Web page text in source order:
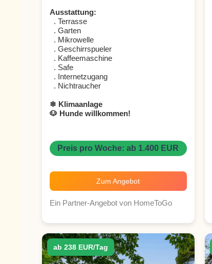
Ausstattung:
. Terrasse
. Garten
. Mikrowelle
. Geschirrspueler
. Kaffeemaschine
. Safe
. Internetzugang
. Nichtraucher
❄ Klimaanlage
🐶 Hunde willkommen!
Preis pro Woche: ab 1.400 EUR
Zum Angebot
Ein Partner-Angebot von HomeToGo
ab 238 EUR/Tag